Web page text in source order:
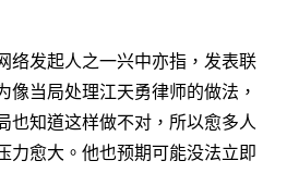
络发起人之一兴中亦指，发表联
像当局处理江天勇律师的做法，
也知道这样做不对，所以愈多人
力愈大。他也预期可能没法立即